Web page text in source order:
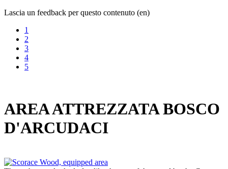
Lascia un feedback per questo contenuto (en)
1
2
3
4
5
AREA ATTREZZATA BOSCO
D'ARCUDACI